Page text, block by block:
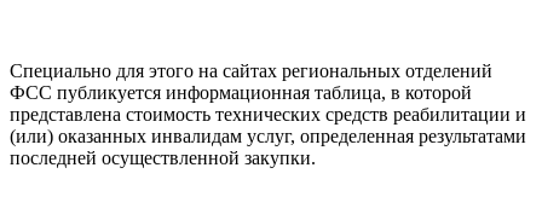
Специально для этого на сайтах региональных отделений
ФСС публикуется информационная таблица, в которой
представлена стоимость технических средств реабилитации и
(или) оказанных инвалидам услуг, определенная результатами
последней осуществленной закупки.